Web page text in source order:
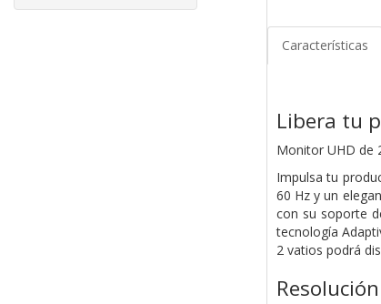
Características
Libera tu
Monitor UHD de
Impulsa tu
60 Hz y un
con su soporte
tecnología
2 vatios podrá